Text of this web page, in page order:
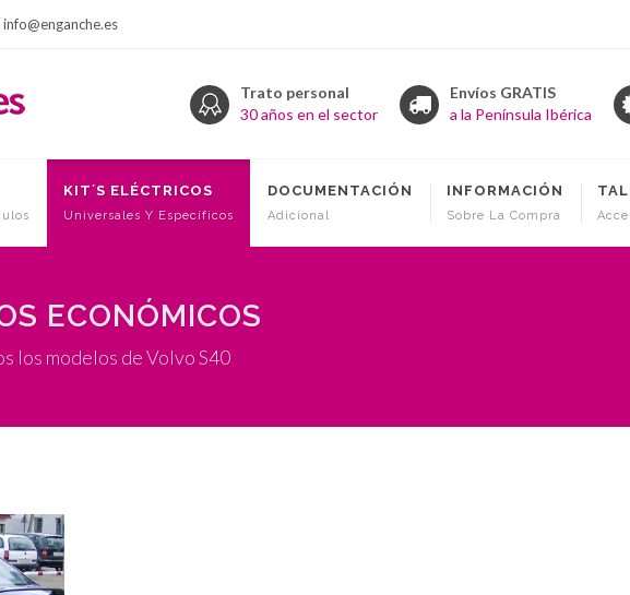
info@enganche.es
Trato personal
30 años en el sector
Envíos GRATIS
a la Península Ibérica
KIT´S ELÉCTRICOS
Universales Y Específicos
DOCUMENTACIÓN
Adicional
INFORMACIÓN
Sobre La Compra
ECONÓMICOS
los modelos de Volvo S40